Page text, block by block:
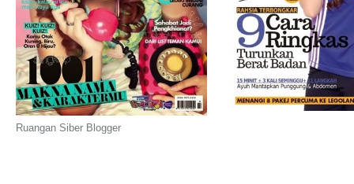
Ruangan Siber Blogger